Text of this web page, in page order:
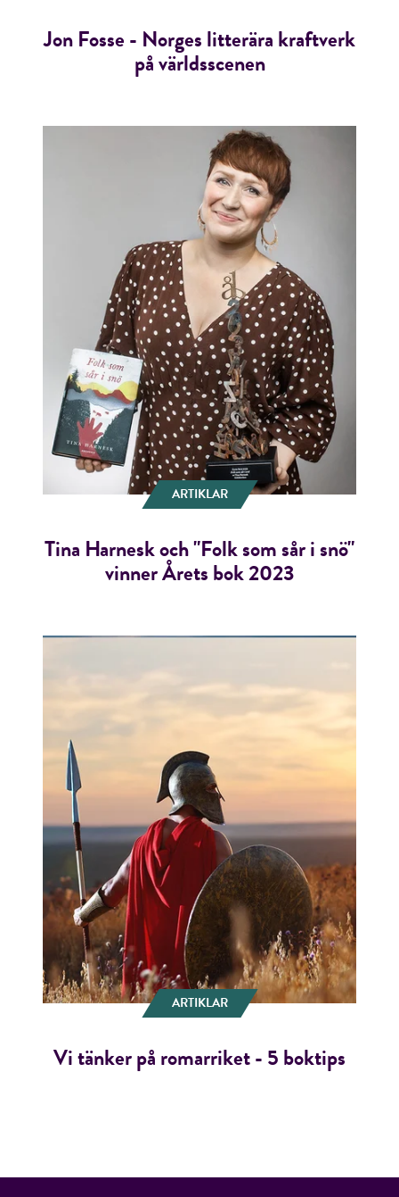
Jon Fosse - Norges litterära kraftverk
på världsscenen
ARTIKLAR
Tina Harnesk och "Folk som sår i snö"
vinner Årets bok 2023
ARTIKLAR
Vi tänker på romarriket - 5 boktips